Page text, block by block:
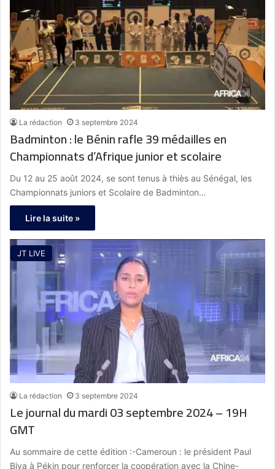
La rédaction 3 septembre 2024
Badminton : le Bénin rafle 39 médailles en
Championnats d’Afrique junior et scolaire
Du 12 au 25 août 2024, se sont tenus à thiès au Sénégal, les
Championnats juniors et Scolaire de Badminton…
Lire la suite »
JT LIVE
La rédaction 3 septembre 2024
Le journal du mardi 03 septembre 2024 – 19H
GMT
Au sommaire de cette édition :-Cameroun : le président Paul
Biya à Pékin pour renforcer la coopération avec la Chine-